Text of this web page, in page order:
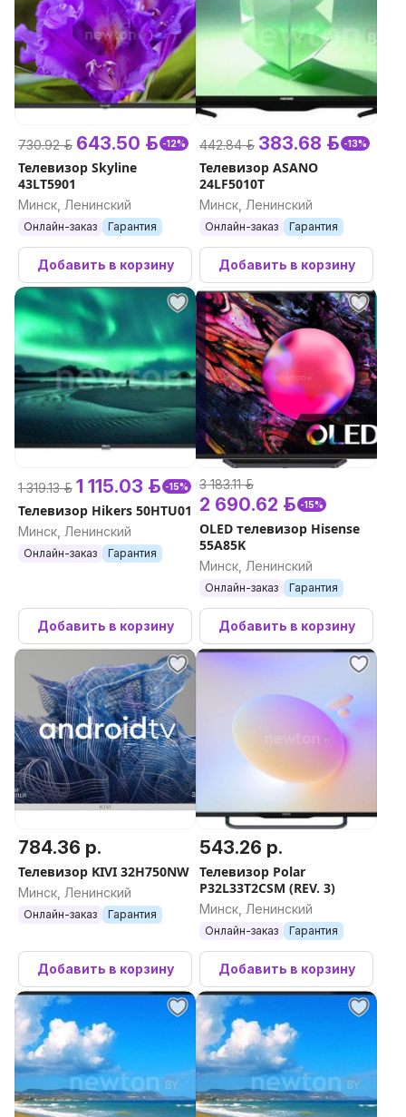
730.92 р. 643.50 р. -12%
Телевизор Skyline
43LT5901
Минск, Ленинский
Онлайн-заказ Гарантия
Добавить в корзину
442.84 р. 383.68 р. -13%
Телевизор ASANO
24LF5010T
Минск, Ленинский
Онлайн-заказ Гарантия
Добавить в корзину
1 319.13 р. 1 115.03 р. -15%
Телевизор Hikers 50HTU01
Минск, Ленинский
Онлайн-заказ Гарантия
Добавить в корзину
3 183.11 р.
2 690.62 р. -15%
OLED телевизор Hisense
55A85K
Минск, Ленинский
Онлайн-заказ Гарантия
Добавить в корзину
784.36 р.
Телевизор KIVI 32H750NW
Минск, Ленинский
Онлайн-заказ Гарантия
Добавить в корзину
543.26 р.
Телевизор Polar
P32L33T2CSM (REV. 3)
Минск, Ленинский
Онлайн-заказ Гарантия
Добавить в корзину